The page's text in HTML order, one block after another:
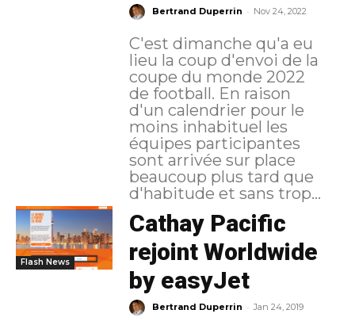
Bertrand Duperrin - Nov 24, 2022
C'est dimanche qu'a eu
lieu la coup d'envoi de la
coupe du monde 2022
de football. En raison
d'un calendrier pour le
moins inhabituel les
équipes participantes
sont arrivée sur place
beaucoup plus tard que
d'habitude et sans trop...
Flash News
Cathay Pacific
rejoint Worldwide
by easyJet
Bertrand Duperrin - Jan 24, 2019